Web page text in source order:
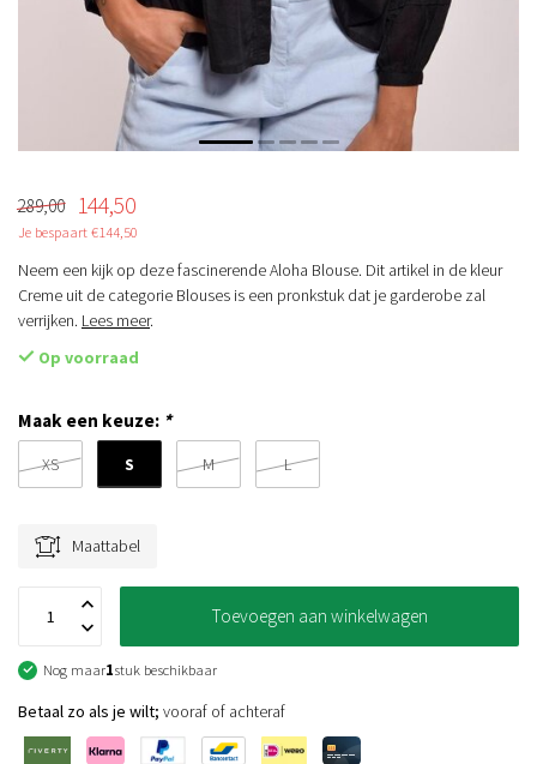
289,00 144,50
Je bespaart €144,50
Neem een kijk op deze fascinerende Aloha Blouse. Dit artikel in de kleur
Creme uit de categorie Blouses is een pronkstuk dat je garderobe zal
verrijken. Lees meer.
Op voorraad
Maak een keuze: *
XS S M L
Maattabel
Toevoegen aan winkelwagen
Nog maar1stuk beschikbaar
Betaal zo als je wilt; vooraf of achteraf